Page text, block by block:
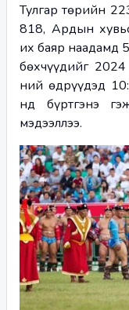
Тулгар төрийн
818, Ардын
их баяр наадамд
бөхчүүдийг
ний өдрүүдэд
нд бүртгэнэ
мэдээллээ.